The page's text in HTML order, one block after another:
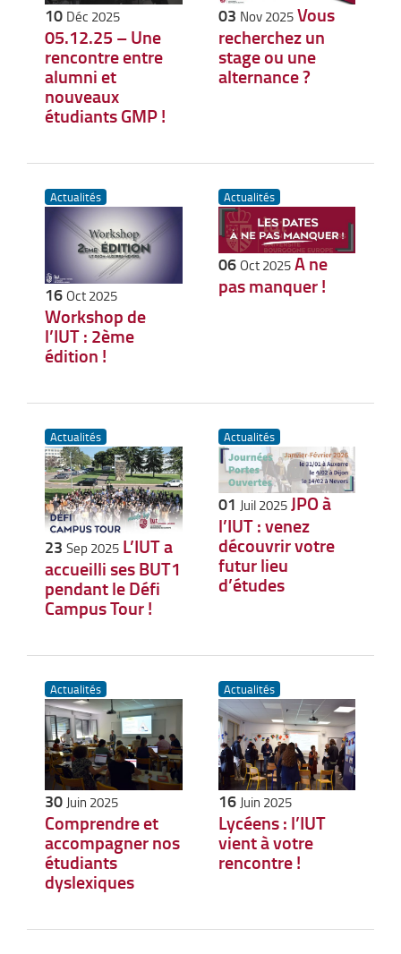
10 Déc 2025
05.12.25 – Une
rencontre entre
alumni et
nouveaux
étudiants GMP !
03 Nov 2025 Vous
recherchez un
stage ou une
alternance ?
Actualités
16Oct 2025
Workshop de
l’IUT : 2ème
édition !
Actualités
06Oct 2025 A ne
pas manquer !
Actualités
23 Sep 2025 L’IUT a
accueilli ses BUT1
pendant le Défi
Campus Tour !
Actualités
01 Juil 2025 JPO à
l’IUT : venez
découvrir votre
futur lieu
d’études
Actualités
30 Juin 2025
Comprendre et
accompagner nos
étudiants
dyslexiques
Actualités
16 Juin 2025
Lycéens : l’IUT
vient à votre
rencontre !